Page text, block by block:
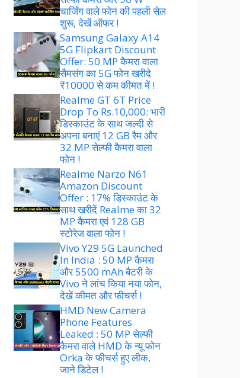
चार्जिंग वाले फोन की पहली सेल
शुरू, देखें ऑफर !
Samsung Galaxy A14
5G Flipkart Discount
Offer: 50 MP कैमरा वाला
सैमसंग का 5G फोन खरीदे
₹10000 से कम कीमत में !
Realme GT 6T Price
Drop To Rs.10,000: भारी
डिस्काउंट के साथ जल्दी से
अपना बनाएं 12 GB रैम और
32 MP सेल्फी कैमरा वाला
फोन !
Realme Narzo N61
Amazon Discount
Offer : 17% डिस्काउंट के
साथ खरीदें Realme का 32
MP कैमरा एवं 128 GB
स्टोरेज वाला फोन !
Vivo Y29 5G Launched
In India : 50 MP कैमरा
और 5500 mAh बैटरी के
Vivo ने लांच किया नया फोन,
देखें कीमत और फीचर्स !
HMD New Camera
Phone Features
Leaked : 50 MP सेल्फी
कैमरा वाले HMD के न्यू फोन
Orka के फीचर्स हुए लीक,
जाने डिटेल !